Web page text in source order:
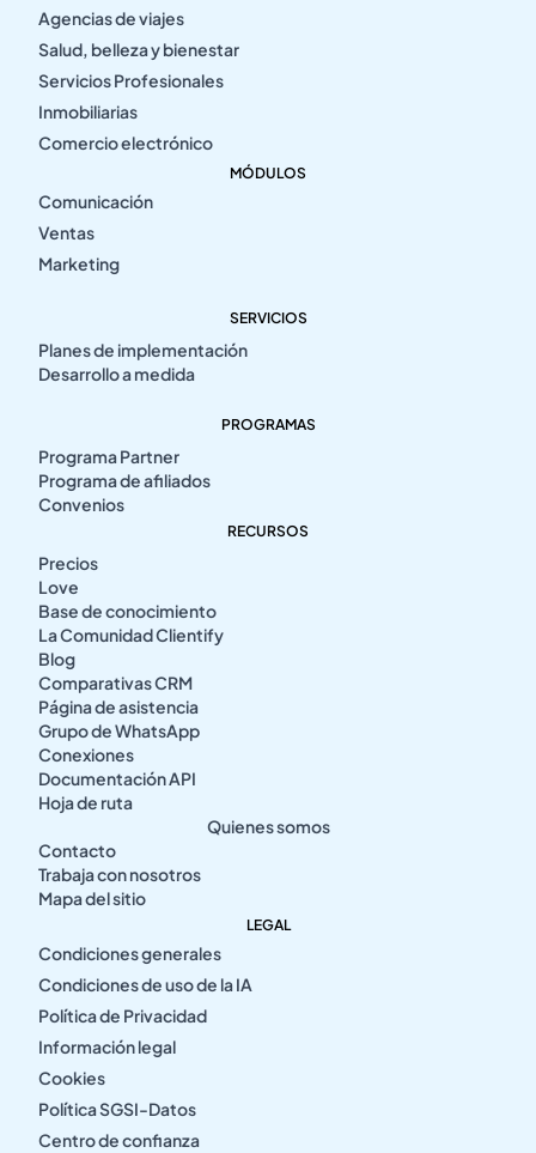
Agencias de viajes
Salud, belleza y bienestar
Servicios Profesionales
Inmobiliarias
Comercio electrónico
MÓDULOS
Comunicación
Ventas
Marketing
SERVICIOS
Planes de implementación
Desarrollo a medida
PROGRAMAS
Programa Partner
Programa de afiliados
Convenios
RECURSOS
Precios
Love
Base de conocimiento
La Comunidad Clientify
Blog
Comparativas CRM
Página de asistencia
Grupo de WhatsApp
Conexiones
Documentación API
Hoja de ruta
Quienes somos
Contacto
Trabaja con nosotros
Mapa del sitio
LEGAL
Condiciones generales
Condiciones de uso de la IA
Política de Privacidad
Información legal
Cookies
Política SGSI-Datos
Centro de confianza